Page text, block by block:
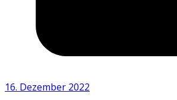
16. Dezember 2022